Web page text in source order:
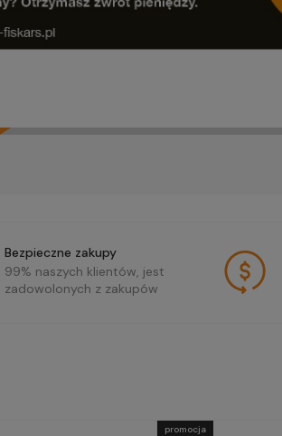
Bezpieczne zakupy
99% naszych klientów, jest
zadowolonych z zakupów
promocja